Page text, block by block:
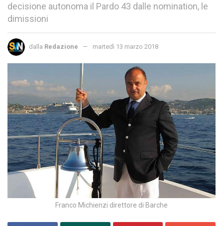
decisione autonoma il Pardo 43 dalle nomination, le
dimissioni
dalla Redazione martedì 13 marzo 2018
Franco Michienzi direttore di Barche